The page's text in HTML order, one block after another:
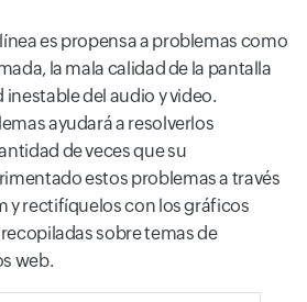
es propensa a problemas como
la mala calidad de la pantalla
del audio y video.
ayudará a resolverlos
de veces que su
estos problemas a través
y rectifíquelos con los gráficos
sobre temas de
web.